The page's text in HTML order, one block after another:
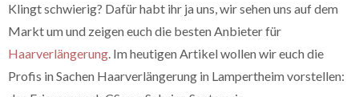
Klingt schwierig? Dafür habt ihr ja uns, wir sehen uns auf dem
Markt um und zeigen euch die besten Anbieter für
Haarverlängerung. Im heutigen Artikel wollen wir euch die
Profis in Sachen Haarverlängerung in Lampertheim vorstellen: